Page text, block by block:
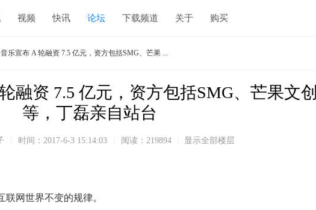
视频 快讯 论坛 下载频道 关于 购买
乐宣布 A 轮融资 7.5 亿元，资方包括SMG、芒果 ...
融资 7.5 亿元，资方包括SMG、芒果文创
等，丁磊亲自站台
时间： 2017-6-3 15:14:03 阅读：219894 显示全部楼层
网世界不变的规律。